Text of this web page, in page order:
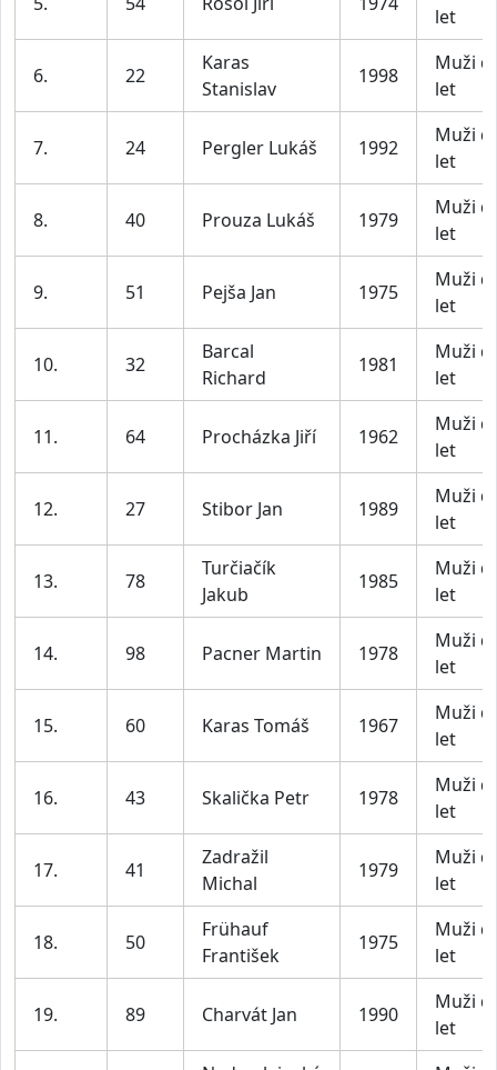
let
6. 22
Karas
Stanislav
1998
Muži
let
7. 24 Pergler Lukáš 1992
Muži
let
8. 40 Prouza Lukáš 1979
Muži
let
9. 51 Pejša Jan 1975
Muži
let
10. 32
Barcal
Richard
1981
Muži
let
11. 64 Procházka Jiří 1962
Muži
let
12. 27 Stibor Jan 1989
Muži
let
13. 78
Turčiačík
Jakub
1985
Muži
let
14. 98 Pacner Martin 1978
Muži
let
15. 60 Karas Tomáš 1967
Muži
let
16. 43 Skalička Petr 1978
Muži
let
17. 41
Zadražil
Michal
1979
Muži
let
18. 50
Frühauf
František
1975
Muži
let
19. 89 Charvát Jan 1990
Muži
let